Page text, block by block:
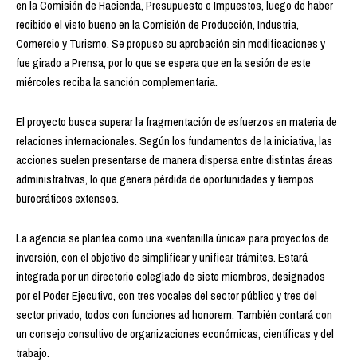
en la Comisión de Hacienda, Presupuesto e Impuestos, luego de haber
recibido el visto bueno en la Comisión de Producción, Industria,
Comercio y Turismo. Se propuso su aprobación sin modificaciones y
fue girado a Prensa, por lo que se espera que en la sesión de este
miércoles reciba la sanción complementaria.
El proyecto busca superar la fragmentación de esfuerzos en materia de
relaciones internacionales. Según los fundamentos de la iniciativa, las
acciones suelen presentarse de manera dispersa entre distintas áreas
administrativas, lo que genera pérdida de oportunidades y tiempos
burocráticos extensos.
La agencia se plantea como una «ventanilla única» para proyectos de
inversión, con el objetivo de simplificar y unificar trámites. Estará
integrada por un directorio colegiado de siete miembros, designados
por el Poder Ejecutivo, con tres vocales del sector público y tres del
sector privado, todos con funciones ad honorem. También contará con
un consejo consultivo de organizaciones económicas, científicas y del
trabajo.